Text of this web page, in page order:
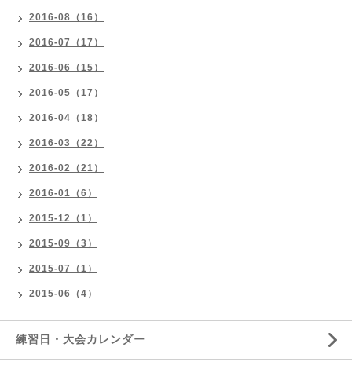
2016-08（16）
2016-07（17）
2016-06（15）
2016-05（17）
2016-04（18）
2016-03（22）
2016-02（21）
2016-01（6）
2015-12（1）
2015-09（3）
2015-07（1）
2015-06（4）
練習日・大会カレンダー